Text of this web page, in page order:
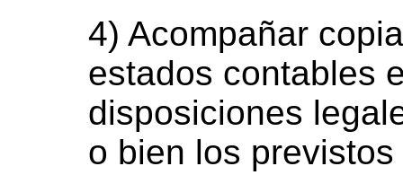
4) Acompañar
estados contables
disposiciones
o bien los